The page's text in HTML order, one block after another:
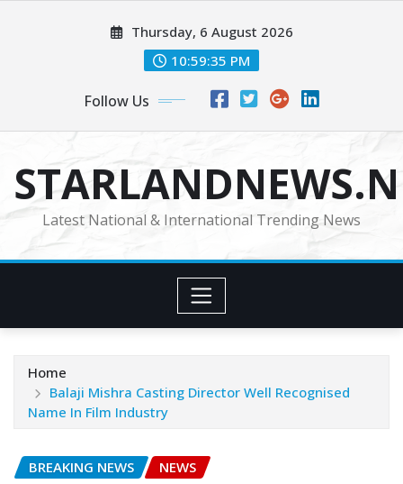
Thursday, 6 August 2026
10:59:37 PM
Follow Us
Latest National & International Trending News
Home
Balaji Mishra Casting Director Well Recognised
Name In Film Industry
BREAKING NEWS NEWS